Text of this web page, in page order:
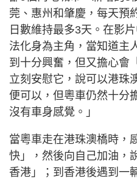
莞、惠州和肇慶，每天預
日數維持最多3天。在影
法化身為主角，當知道主
到十分興奮，但又擔心會
立刻安慰它，說可以港珠
便可以，但粵車仍然十分
沒有車身感覺。」
當粵車走在港珠澳橋時，
快」，然後向自己加油，
香港」；到香港後遇到一